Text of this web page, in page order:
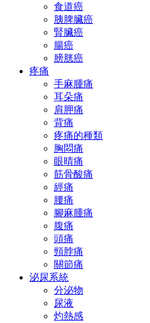
食道癌
胰脾臟癌
腎臟癌
腸癌
膀胱癌
疼痛
手麻腫痛
耳朵痛
肩胛痛
背痛
疼痛的種類
胸悶痛
眼晴痛
筋骨酸痛
經痛
腰痛
腳麻腫痛
腹痛
頭痛
頸脖痛
關節痛
泌尿系統
分泌物
尿液
灼熱感